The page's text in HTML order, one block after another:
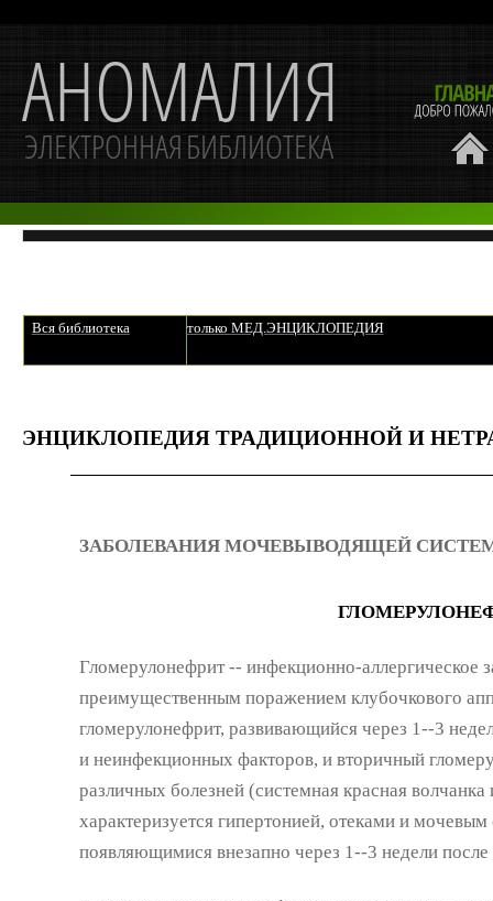
Вся библиотека только МЕД.ЭНЦИКЛОПЕДИЯ
ЭНЦИКЛОПЕДИЯ ТРАДИЦИОННОЙ И
ЗАБОЛЕВАНИЯ МОЧЕВЫВОДЯЩЕЙ
Гломерулонефрит -- инфекционно-аллергическое
преимущественным поражением клубочкового
гломерулонефрит, развивающийся через 1--3
и неинфекционных факторов, и вторичный
различных болезней (системная красная
характеризуется гипертонией, отеками и
появляющимися внезапно через 1--3 недели